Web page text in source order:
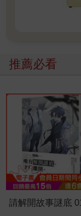
推薦必看
請解開故事謎底